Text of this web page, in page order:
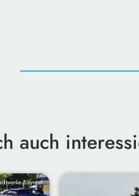
auch
Bayreuth